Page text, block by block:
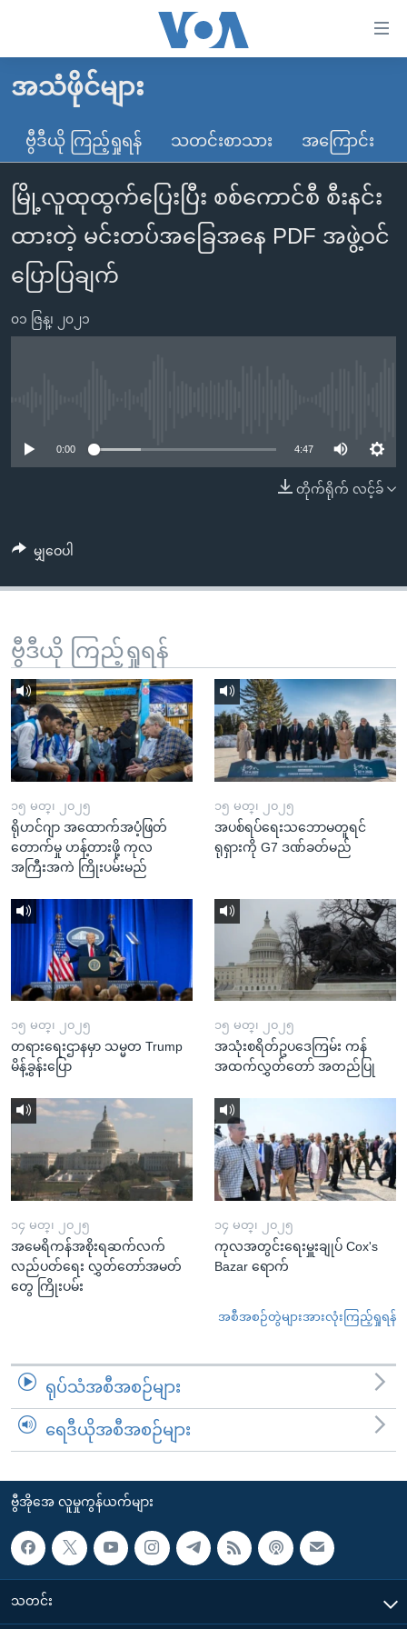
လွယ်ကူ
သည့်
Link
များ
ပင်မ
အကြောင်းအရာ
ကျော်
ကြည့်
ရှာဖွေ
နေရာ
သို့
ကျော်
ရန်
မူလစာမျက်နှာ
မြန်မာ
ကမ္ဘာ့သတင်းများ
နိုင်ငံတကာ
အမေရိကန်
တရုတ်
အစ္စရေး-ပါလက်စတိုင်း
ဗွီဒီယို
သတင်းလွတ်လပ်ခွင့်
ရပ်ဝန်းတခု လမ်းတခု အလွန်
အင်္ဂလိပ်စာလေ့လာမယ်
အမေရိကန်သုံးအီဒီယံ
အပတ်စဉ်ကဏ္ဍများ
အသံဖိုင်များ
ဗွီဒီယို ကြည့်ရှုရန် သတင်းစာသား အကြောင်း
မြို့လူထုထွက်ပြေးပြီး စစ်ကောင်စီ စီးနင်း
ထားတဲ့ မင်းတပ်အခြေအနေ PDF အဖွဲ့ဝင်
ပြောပြချက်
၀၁ ဇြန္၊ ၂၀၂၁
0:00 4:47
တိုက်ရိုက် လင့်ခ်
မျှဝေပါ
ဗွီဒီယို ကြည့်ရှုရန်
၁၅ မတ္၊ ၂၀၂၅
ရိုဟင်ဂျာ အထောက်အပံ့ဖြတ်
တောက်မှု ဟန့်တားဖို့ ကုလ
အကြီးအကဲ ကြိုးပမ်းမည်
၁၅ မတ္၊ ၂၀၂၅
အပစ်ရပ်ရေးသဘောမတူရင်
ရုရှားကို G7 ဒဏ်ခတ်မည်
၁၅ မတ္၊ ၂၀၂၅
တရားရေးဌာနမှာ သမ္မတ Trump
မိန့်ခွန်းပြော
၁၅ မတ္၊ ၂၀၂၅
အသုံးစရိတ်ဥပဒေကြမ်း ကန်
အထက်လွှတ်တော် အတည်ပြု
၁၄ မတ္၊ ၂၀၂၅
အမေရိကန်အစိုးရဆက်လက်
လည်ပတ်ရေး လွှတ်တော်အမတ်
တွေ ကြိုးပမ်း
၁၄ မတ္၊ ၂၀၂၅
ကုလအတွင်းရေးမှူးချုပ် Cox's
Bazar ရောက်
အစီအစဉ်တွဲများအားလုံးကြည့်ရှုရန်
ရုပ်သံအစီအစဉ်များ
ရေဒီယိုအစီအစဉ်များ
ဗွီအိုအေ လူမှုကွန်ယက်များ
သတင်း